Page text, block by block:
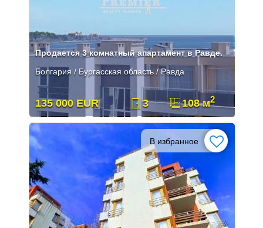
Продается 3 комнатный апартамент в Равде.
Болгария / Бургасская область / Равда
135 000 EUR 3 108 м2
В избранное